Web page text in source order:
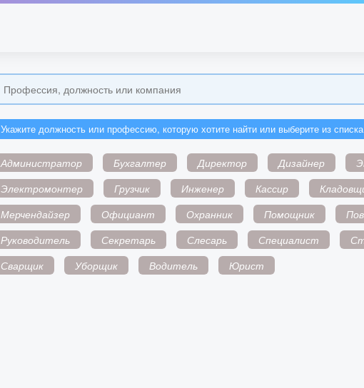
Укажите должность или профессию, которую хотите найти или выберите из
Администратор Бухгалтер Директор Дизайнер
Электромонтер
Грузчик Инженер Кассир
Мерчендайзер
Официант Охранник Помощник
Руководитель
Секретарь Слесарь Специалист
Сварщик
Уборщик Водитель Юрист